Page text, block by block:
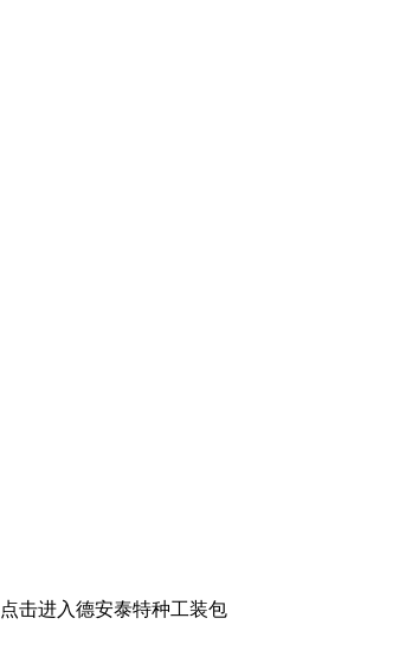
点击进入德安泰特种工装包